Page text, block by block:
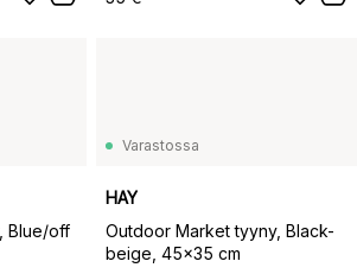
Blue/off
Varastossa
HAY
Outdoor Market tyyny, Black-
beige, 45x35 cm